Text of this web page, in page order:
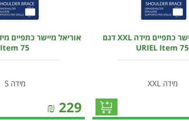
אוריאל מיישר כתפיים מידה XXL דגם
URIEL Item 75
מידה XXL
Item 75
מידה S
229
₪